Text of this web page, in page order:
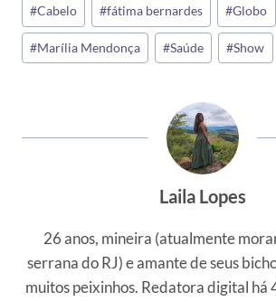
Post:
#Cabelo #fátima bernardes #Globo
#Marília Mendonça #Saúde #Show
Laila Lopes
26 anos, mineira (atualmente
serrana do RJ) e amante de seus
muitos peixinhos. Redatora digital há